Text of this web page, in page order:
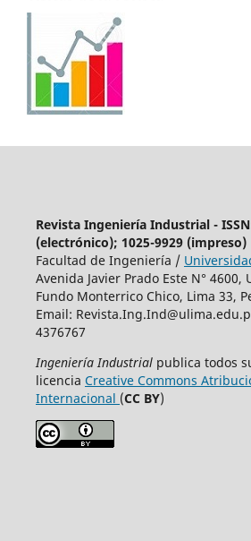
Revista Ingeniería Industrial -
(electrónico); 1025-9929 (impreso)
Facultad de Ingeniería /
Avenida Javier Prado Este N° 4600,
Fundo Monterrico Chico, Lima 33,
Email:
4376767
Ingeniería Industrial publica todos
licencia Creative Commons
Internacional (CC BY)